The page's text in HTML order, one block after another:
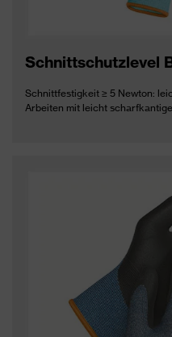
Schnittschutzlevel
Schnittfestigkeit ≥ 5 Newton:
Arbeiten mit leicht